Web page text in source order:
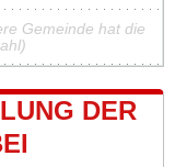
Gemeinde hat die
DER